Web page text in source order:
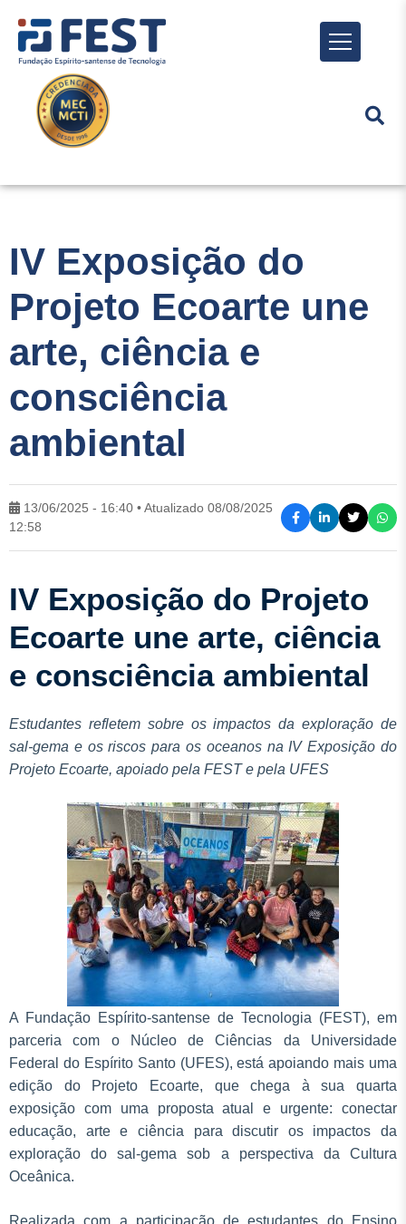
Menu
IV Exposição do
Projeto Ecoarte une
arte, ciência e
consciência
ambiental
13/06/2025 - 16:40 • Atualizado 08/08/2025
12:58
IV Exposição do Projeto
Ecoarte une arte, ciência
e consciência ambiental
Estudantes refletem sobre os impactos da exploração de
sal-gema e os riscos para os oceanos na IV Exposição do
Projeto Ecoarte, apoiado pela FEST e pela UFES
A Fundação Espírito-santense de Tecnologia (FEST), em
parceria com o Núcleo de Ciências da Universidade
Federal do Espírito Santo (UFES), está apoiando mais uma
edição do Projeto Ecoarte, que chega à sua quarta
exposição com uma proposta atual e urgente: conectar
educação, arte e ciência para discutir os impactos da
exploração do sal-gema sob a perspectiva da Cultura
Oceânica.